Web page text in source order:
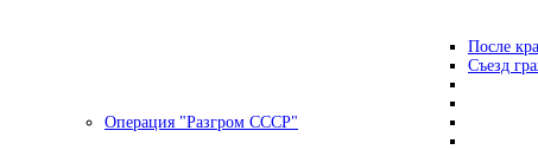
После
Съезд
Операция "Разгром СССР"